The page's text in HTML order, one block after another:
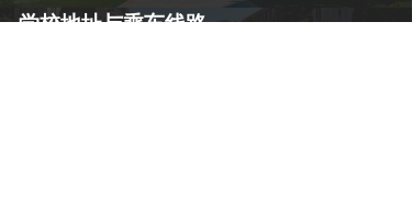
学校地址与乘车线路